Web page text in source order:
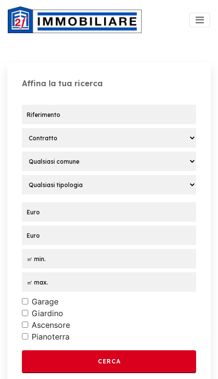
Affina la tua ricerca
Garage
Giardino
Ascensore
Pianoterra